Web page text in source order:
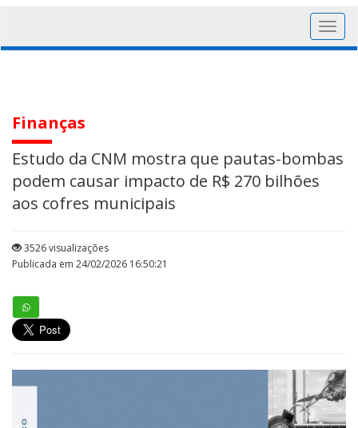
Finanças
Estudo da CNM mostra que pautas-bombas
podem causar impacto de R$ 270 bilhões
aos cofres municipais
3526 visualizações
Publicada em 24/02/2026 16:50:21